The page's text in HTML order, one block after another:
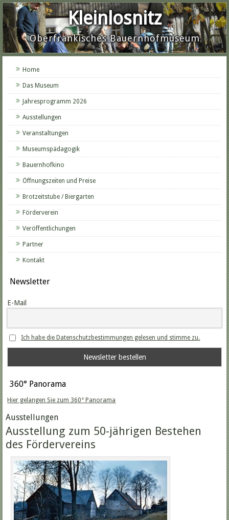
Kleinlosnitz
Oberfränkisches Bauernhofmuseum
Home
Das Museum
Jahresprogramm 2026
Ausstellungen
Veranstaltungen
Museumspädagogik
Bauernhofkino
Öffnungszeiten und Preise
Brotzeitstube / Biergarten
Förderverein
Veröffentlichungen
Partner
Kontakt
Newsletter
E-Mail
Ich habe die Datenschutzbestimmungen gelesen und stimme zu.
360° Panorama
Hier gelangen Sie zum 360° Panorama
Ausstellungen
Ausstellung zum 50-jährigen Bestehen
des Fördervereins